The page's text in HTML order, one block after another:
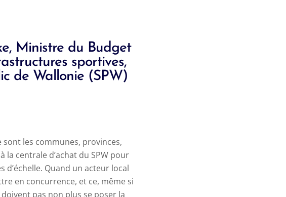
, Ministre du Budget
sportives,
de Wallonie (SPW)
les communes, provinces,
la centrale d’achat du SPW pour
d’échelle. Quand un acteur local
en concurrence, et ce, même si
pas non plus se poser la